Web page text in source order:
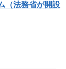
（法務省が開設